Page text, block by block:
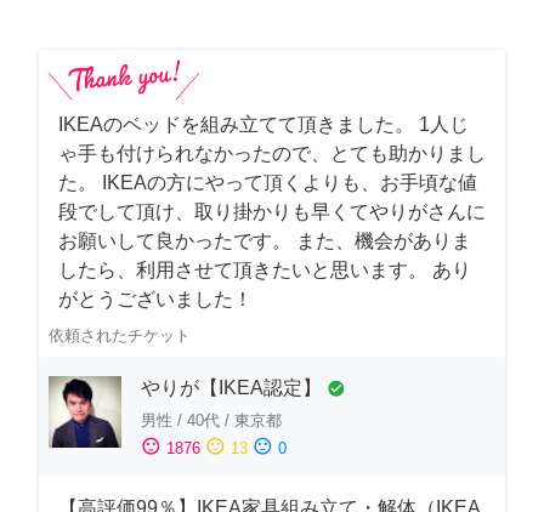
IKEAのベッドを組み立てて頂きました。 1人じ
ゃ手も付けられなかったので、とても助かりまし
た。 IKEAの方にやって頂くよりも、お手頃な値
段でして頂け、取り掛かりも早くてやりがさんに
お願いして良かったです。 また、機会がありま
したら、利用させて頂きたいと思います。 あり
がとうございました！
依頼されたチケット
やりが【IKEA認定】 check_circle
男性 / 40代 / 東京都
sentiment_satisfied 1876 sentiment_neutral 13 sentiment_dissatisfied 0